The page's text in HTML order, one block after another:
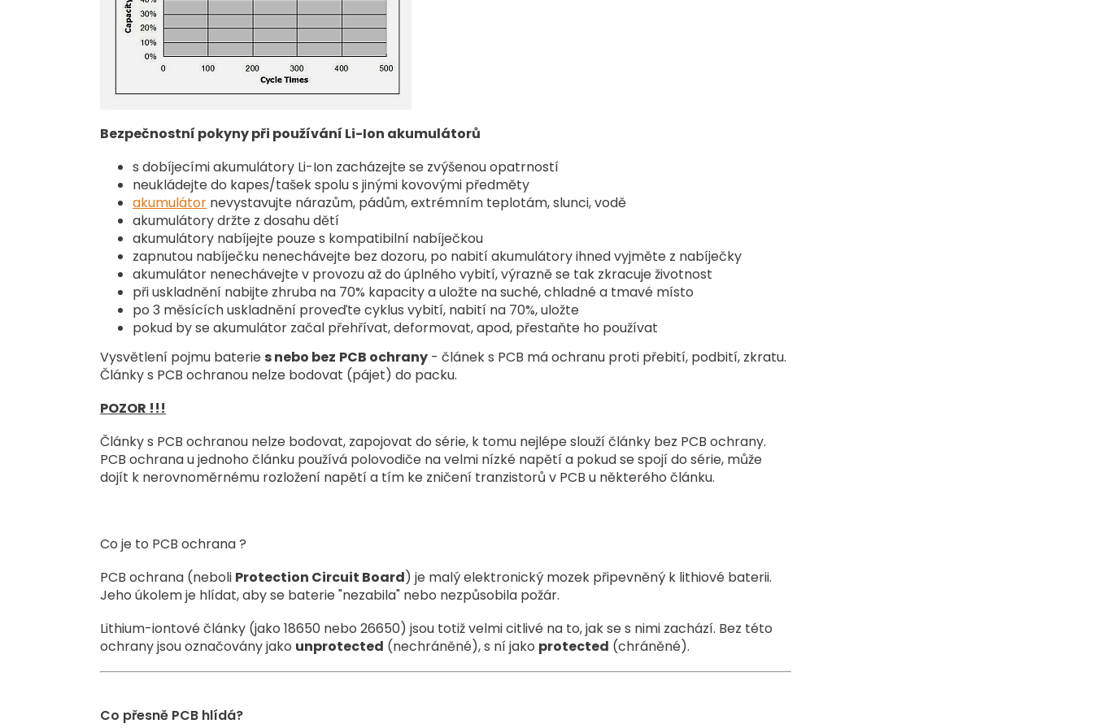
Bezpečnostní pokyny při používání Li-Ion akumulátorů
s dobíjecími akumulátory Li-Ion zacházejte se zvýšenou opatrností
neukládejte do kapes/tašek spolu s jinými kovovými předměty
akumulátor nevystavujte nárazům, pádům, extrémním teplotám, slunci, vodě
akumulátory držte z dosahu dětí
akumulátory nabíjejte pouze s kompatibilní nabíječkou
zapnutou nabíječku nenechávejte bez dozoru, po nabití akumulátory ihned vyjměte z nabíječky
akumulátor nenechávejte v provozu až do úplného vybití, výrazně se tak zkracuje životnost
při uskladnění nabijte zhruba na 70% kapacity a uložte na suché, chladné a tmavé místo
po 3 měsících uskladnění proveďte cyklus vybití, nabití na 70%, uložte
pokud by se akumulátor začal přehřívat, deformovat, apod, přestaňte ho používat
Vysvětlení pojmu baterie s nebo bez PCB ochrany - článek s PCB má ochranu proti přebití, podbití, zkratu.
Články s PCB ochranou nelze bodovat (pájet) do packu.
POZOR !!!
Články s PCB ochranou nelze bodovat, zapojovat do série, k tomu nejlépe slouží články bez PCB ochrany.
PCB ochrana u jednoho článku používá polovodiče na velmi nízké napětí a pokud se spojí do série, může
dojít k nerovnoměrnému rozložení napětí a tím ke zničení tranzistorů v PCB u některého článku.
Co je to PCB ochrana ?
PCB ochrana (neboli Protection Circuit Board) je malý elektronický mozek připevněný k lithiové baterii.
Jeho úkolem je hlídat, aby se baterie "nezabila" nebo nezpůsobila požár.
Lithium-iontové články (jako 18650 nebo 26650) jsou totiž velmi citlivé na to, jak se s nimi zachází. Bez této
ochrany jsou označovány jako unprotected (nechráněné), s ní jako protected (chráněné).
Co přesně PCB hlídá?